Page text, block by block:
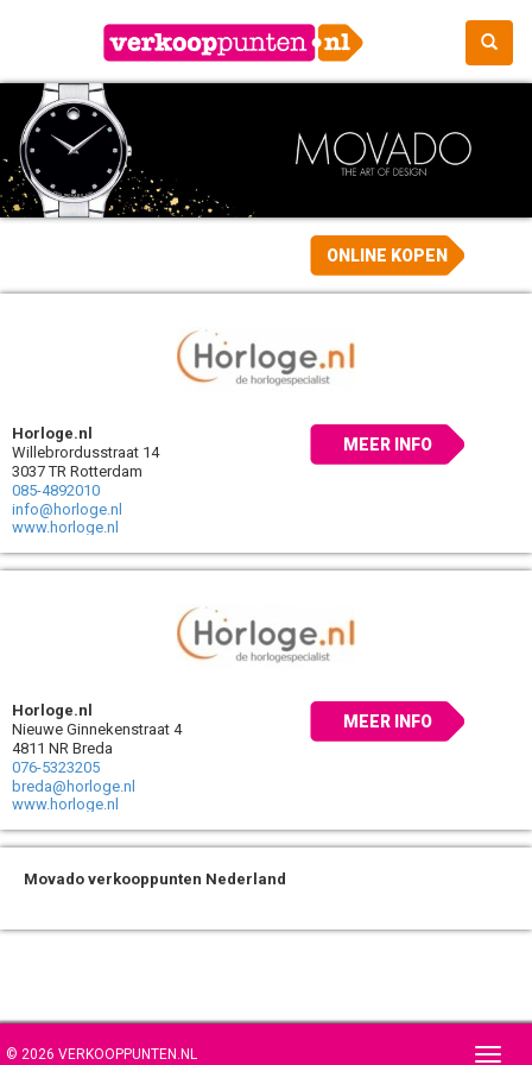
ONLINE KOPEN
Horloge.nl
Willebrordusstraat 14
3037 TR Rotterdam
085-4892010
info@horloge.nl
www.horloge.nl
MEER INFO
Horloge.nl
Nieuwe Ginnekenstraat 4
4811 NR Breda
076-5323205
breda@horloge.nl
www.horloge.nl
MEER INFO
Movado verkooppunten Nederland
© 2026 VERKOOPPUNTEN.NL